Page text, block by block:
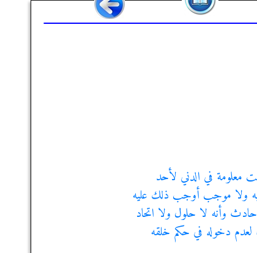
معلومة في الدني لأحد
ولا موجب أوجب ذلك عليه
وأنه لا حلول ولا اتحاد
لعدم دخوله في حكم خلقه